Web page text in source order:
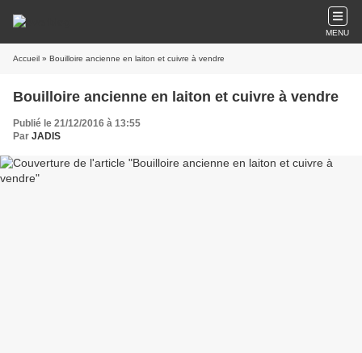
MENU
Accueil » Bouilloire ancienne en laiton et cuivre à vendre
Bouilloire ancienne en laiton et cuivre à vendre
Publié le 21/12/2016 à 13:55
Par JADIS